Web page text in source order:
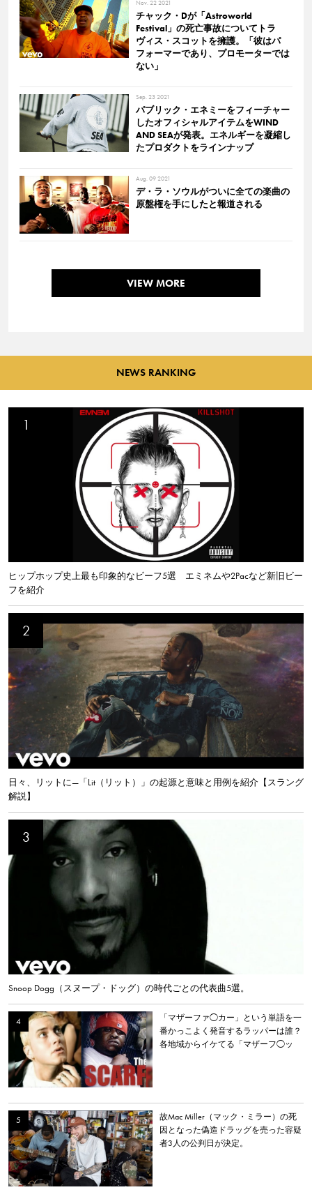
Nov. 22 2021
チャック・Dが「Astroworld
Festival」の死亡事故についてトラ
ヴィス・スコットを擁護。「彼はパ
フォーマーであり、プロモーターでは
ない」
Sep. 23 2021
パブリック・エネミーをフィーチャー
したオフィシャルアイテムをWIND
AND SEAが発表。エネルギーを凝縮し
たプロダクトをラインナップ
Aug. 09 2021
デ・ラ・ソウルがついに全ての楽曲の
原盤権を手にしたと報道される
VIEW MORE
NEWS RANKING
ヒップホップ史上最も印象的なビーフ5選 エミネムや2Pacなど新旧ビー
フを紹介
日々、リットに—「Lit（リット）」の起源と意味と用例を紹介【スラング
解説】
Snoop Dogg（スヌープ・ドッグ）の時代ごとの代表曲5選。
「マザーファ◯カー」という単語を一
番かっこよく発音するラッパーは誰？
各地域からイケてる「マザーフ◯ッ
故Mac Miller（マック・ミラー）の死
因となった偽造ドラッグを売った容疑
者3人の公判日が決定。